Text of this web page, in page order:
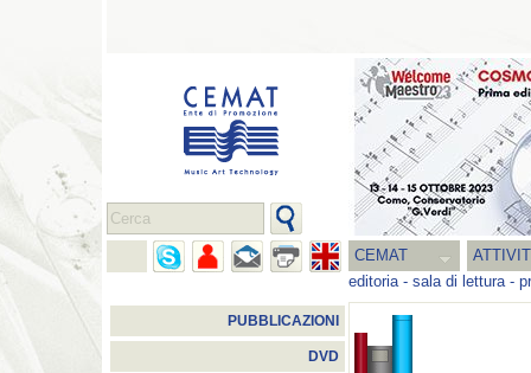
CEMAT
editoria- sala di lettura-
PUBBLICAZIONI
DVD